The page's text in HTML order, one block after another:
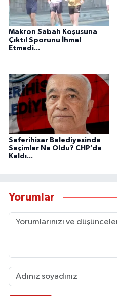
Makron Sabah Koşusuna
Çıktı! Sporunu İhmal
Etmedi...
Seferihisar Belediyesinde
Seçimler Ne Oldu? CHP’de
Kaldı...
Yorumlar